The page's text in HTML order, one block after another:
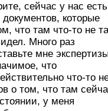
сейчас у нас есть
которые
что там что-то не
Много раз
мне
что
что-то
о том, что там
у меня